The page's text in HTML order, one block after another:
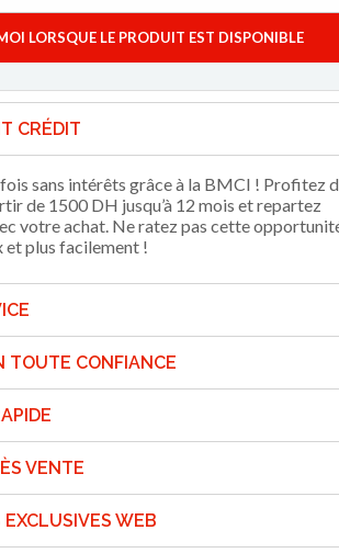
LORSQUE LE PRODUIT EST DISPONIBLE
CRÉDIT
sans intérêts grâce à la BMCI ! Profitez
de 1500 DH jusqu’à 12 mois et repartez
votre achat. Ne ratez pas cette
et plus facilement !
TOUTE CONFIANCE
VENTE
WEB